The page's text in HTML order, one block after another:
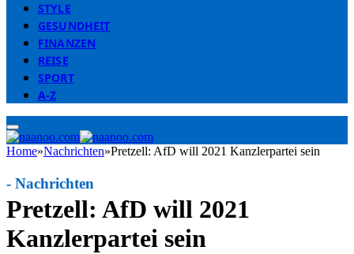
STYLE
GESUNDHEIT
FINANZEN
REISE
SPORT
A-Z
Home»Nachrichten»Pretzell: AfD will 2021 Kanzlerpartei sein
Pretzell: AfD will 2021
Kanzlerpartei sein
- Nachrichten